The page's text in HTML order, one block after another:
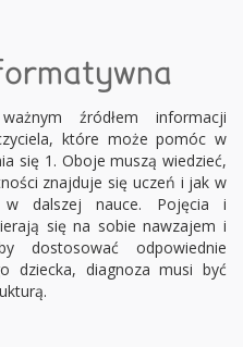
źródłem informacji
które może pomóc w
się 1. Oboje muszą wiedzieć,
znajduje się uczeń i jak w
dalszej nauce. Pojęcia i
się na sobie nawzajem i
dostosować odpowiednie
dziecka, diagnoza musi być